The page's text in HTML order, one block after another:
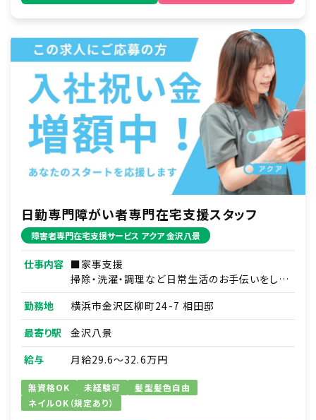
日勤専門障がい者専門在宅支援スタッフ
障害者専門在宅支援サービス アクア 金沢八景
仕事内容 ■家事支援
掃除・洗濯・調理など日常生活のお手伝いをしま
す。
例）日用品の買い物代行／薬の受け取りの代行
など
■移動支援
通勤通学・サークル活動や趣味への同伴などを
行います。
例）ズーラシア見学／アイドルショップへの買い
物同行／アイドルコンサートへの同伴など
勤務地
横浜市金沢区柳町24-7 相田邸
最寄り駅
金沢八景
給与
月給29.6～32.6万円
無資格OK 未経験可
髪型髪色自由
ネイルOK（規定あり）